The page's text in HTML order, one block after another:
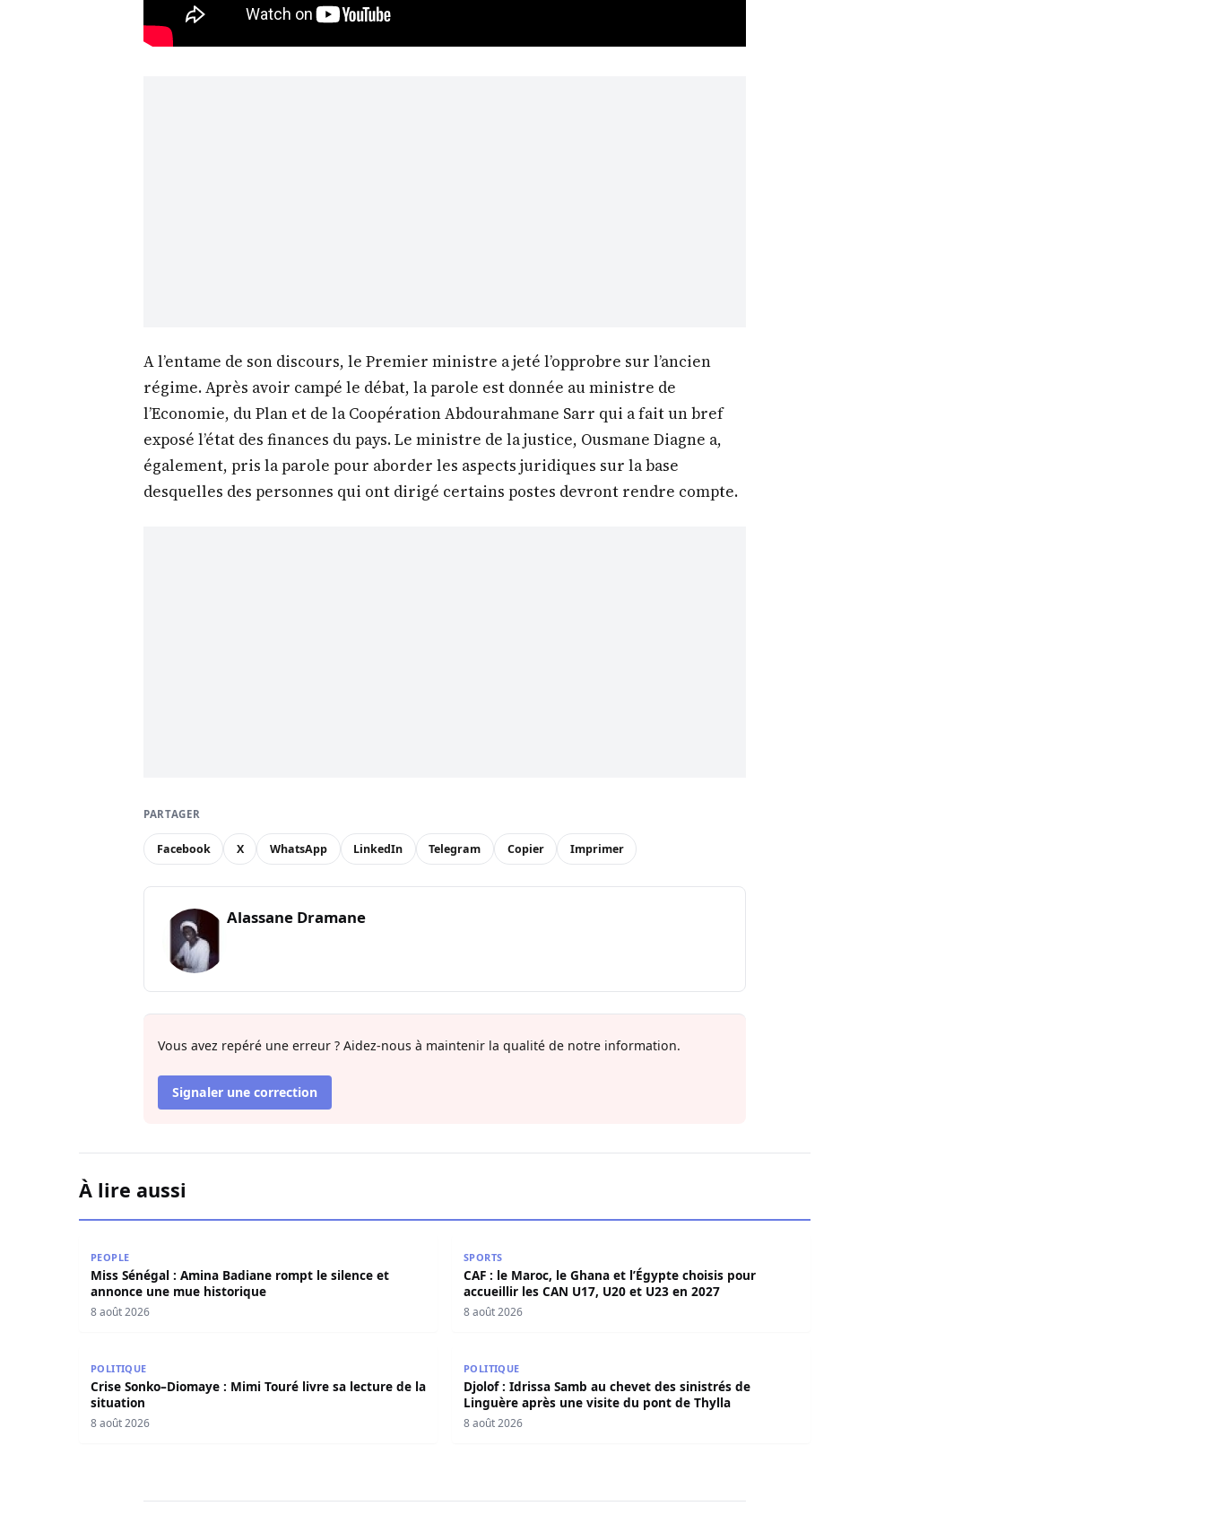
A l’entame de son discours, le Premier ministre a jeté l’opprobre sur l’ancien
régime. Après avoir campé le débat, la parole est donnée au ministre de
l’Economie, du Plan et de la Coopération Abdourahmane Sarr qui a fait un bref
exposé l’état des finances du pays. Le ministre de la justice, Ousmane Diagne a,
également, pris la parole pour aborder les aspects juridiques sur la base
desquelles des personnes qui ont dirigé certains postes devront rendre compte.
PARTAGER
Facebook X WhatsApp LinkedIn Telegram Copier Imprimer
Alassane Dramane
Vous avez repéré une erreur ? Aidez-nous à maintenir la qualité de notre information.
Signaler une correction
À lire aussi
PEOPLE
Miss Sénégal : Amina Badiane rompt le silence et
annonce une mue historique
8 août 2026
SPORTS
CAF : le Maroc, le Ghana et l’Égypte choisis pour
accueillir les CAN U17, U20 et U23 en 2027
8 août 2026
POLITIQUE
Crise Sonko–Diomaye : Mimi Touré livre sa lecture de la
situation
8 août 2026
POLITIQUE
Djolof : Idrissa Samb au chevet des sinistrés de
Linguère après une visite du pont de Thylla
8 août 2026